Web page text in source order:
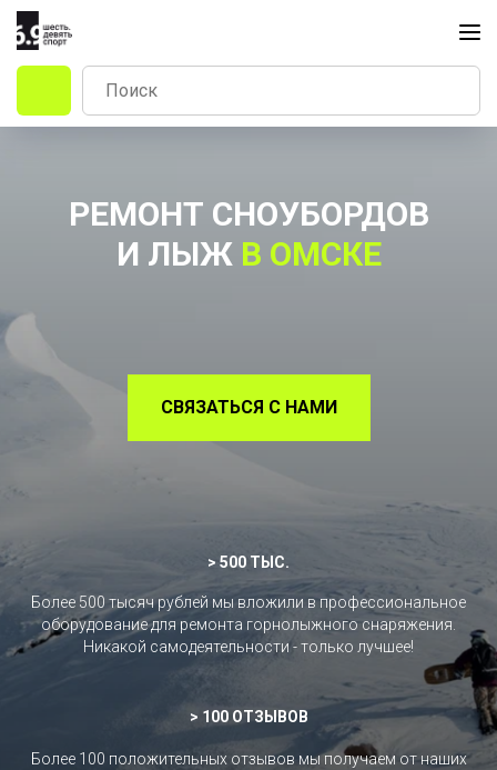
РЕМОНТ СНОУБОРДОВ
И ЛЫЖ В ОМСКЕ
СВЯЗАТЬСЯ С НАМИ
> 500 ТЫС.
Более 500 тысяч рублей мы вложили в профессиональное
оборудование для ремонта горнолыжного снаряжения.
Никакой самодеятельности - только лучшее!
> 100 ОТЗЫВОВ
Более 100 положительных отзывов мы получаем от наших